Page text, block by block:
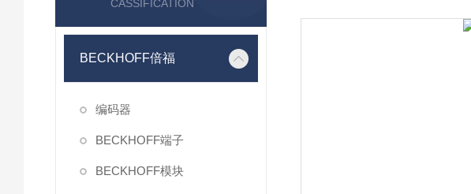
CASSIFICATION
BECKHOFF倍福
编码器
BECKHOFF端子
BECKHOFF模块